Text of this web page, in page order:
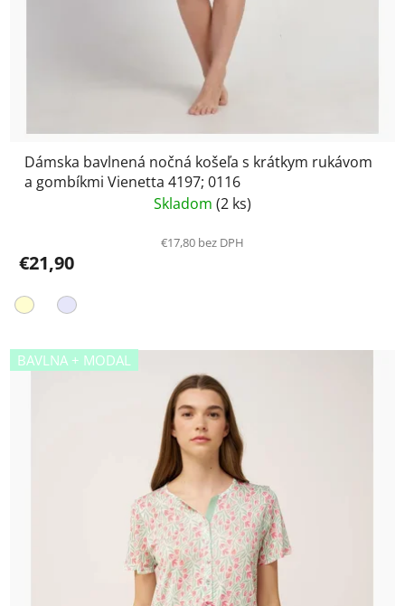
Dámska bavlnená nočná košeľa s krátkym rukávom
a gombíkmi Vienetta 4197; 0116
Skladom (2 ks)
€17,80 bez DPH
€21,90
BAVLNA + MODAL